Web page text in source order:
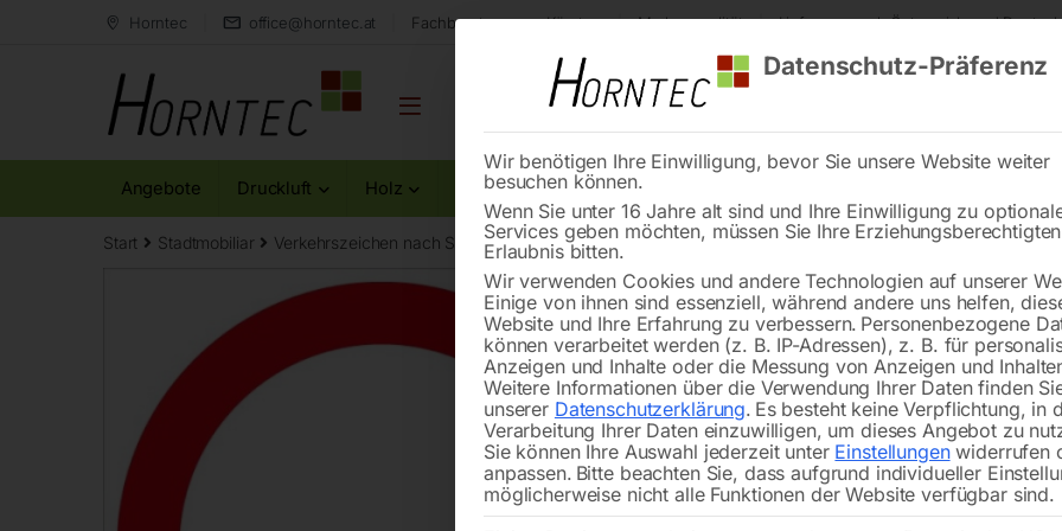
Horntec office@horntec.at Fachberatung aus Kärnten Markenqualität Lieferung nach Österreich und
Angebote Druckluft Holz Metall Reinigung
Start Stadtmobiliar Verkehrszeichen nach StVO Fahrverbot in beide Richtungen
🔍
Schildtyp § 52
Kurzzeichen § 52/1
Durchmesser – 480, 670, 960
Datenschutz-Präferenz
Wir benötigen Ihre Einwilligung, bevor Sie unsere Website weiter
besuchen können.
Wenn Sie unter 16 Jahre alt sind und Ihre Einwilligung zu
Services geben möchten, müssen Sie Ihre
Erlaubnis bitten.
Wir verwenden Cookies und andere Technologien auf unserer
Einige von ihnen sind essenziell, während andere uns helfen,
Website und Ihre Erfahrung zu verbessern. Personenbezogene
können verarbeitet werden (z. B. IP-Adressen), z. B. für
Anzeigen und Inhalte oder die Messung von Anzeigen und
Weitere Informationen über die Verwendung Ihrer Daten finden
unserer Datenschutzerklärung. Es besteht keine Verpflichtung, in
Verarbeitung Ihrer Daten einzuwilligen, um dieses Angebot zu
Sie können Ihre Auswahl jederzeit unter Einstellungenwiderrufen
anpassen. Bitte beachten Sie, dass aufgrund individueller
möglicherweise nicht alle Funktionen der Website verfügbar sind.